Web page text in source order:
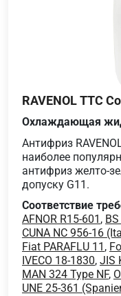
RAVENOL TTC
Охлаждающая
Антифриз
наиболее
антифриз желто-
допуску G11.
Соответствие
AFNOR R15-601 ,
CUNA NC 956-16
Fiat PARAFLU 11 ,
IVECO 18-1830, JIS
MAN 324 Type NF,
UNE 25-361